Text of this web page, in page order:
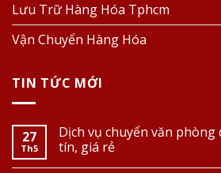
Lưu Trữ Hàng Hóa Tphcm
Vận Chuyển Hàng Hóa
TIN TỨC MỚI
27
Th5
Dịch vụ chuyển văn phòng
tín, giá rẻ